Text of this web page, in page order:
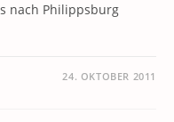
nach Philippsburg
24. OKTOBER 2011